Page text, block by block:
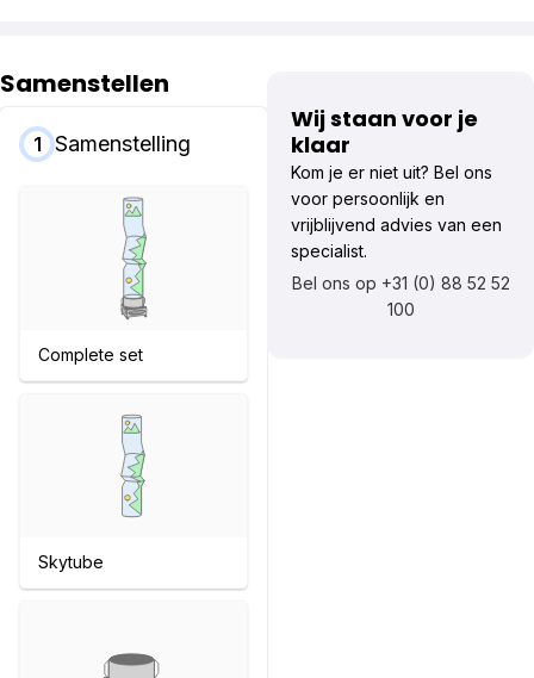
Samenstellen
1 Samenstelling
Complete set
Skytube
Wij staan voor je
klaar
Kom je er niet uit? Bel ons
voor persoonlijk en
vrijblijvend advies van een
specialist.
Bel ons op +31 (0) 88 52 52
100